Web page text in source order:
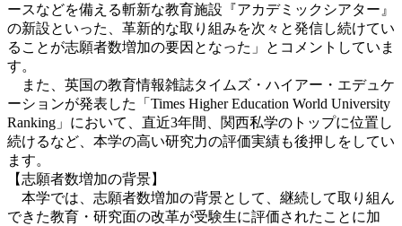
ースなどを備える斬新な教育施設『アカデミックシアター』
の新設といった、革新的な取り組みを次々と発信し続けてい
ることが志願者数増加の要因となった」とコメントしていま
す。
また、英国の教育情報雑誌タイムズ・ハイアー・エデュケ
ーションが発表した「Times Higher Education World University
Ranking」において、直近3年間、関西私学のトップに位置し
続けるなど、本学の高い研究力の評価実績も後押しをしてい
ます。
【志願者数増加の背景】
本学では、志願者数増加の背景として、継続して取り組ん
できた教育・研究面の改革が受験生に評価されたことに加